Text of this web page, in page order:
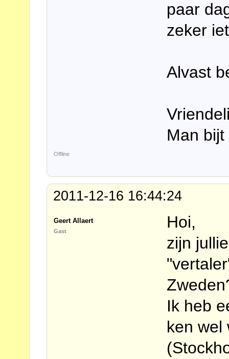
paar
zeker
Alvast
Man
Offline
2011-12-16 16:44:24
Geert Allaert
Gast
Hoi,
zijn
Ik heb
ken wel